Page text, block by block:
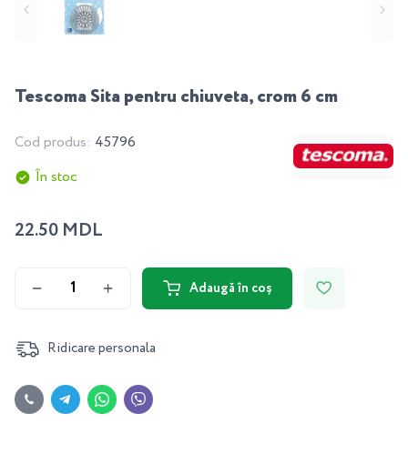
Tescoma Sita pentru chiuveta, crom 6 cm
Cod produs: 45796
În stoc
22.50 MDL
Adaugă în coș
Ridicare personala